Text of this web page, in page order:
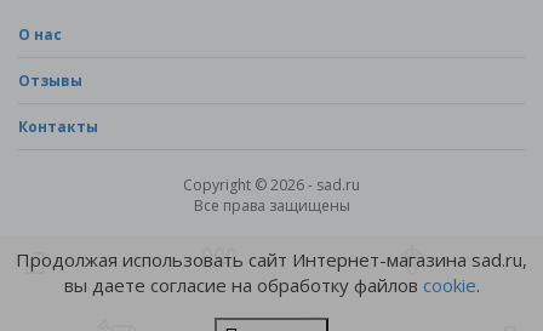
О нас
Отзывы
Контакты
Copyright © 2026 - sad.ru
Все права защищены
Продолжая использовать сайт Интернет-магазина sad.ru,
вы даете согласие на обработку файлов cookie.